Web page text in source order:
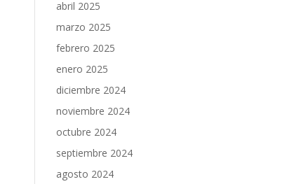
abril 2025
marzo 2025
febrero 2025
enero 2025
diciembre 2024
noviembre 2024
octubre 2024
septiembre 2024
agosto 2024